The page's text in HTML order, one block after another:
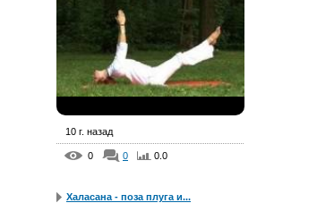
10 г. назад
0 0 0.0
Халасана - поза плуга и...